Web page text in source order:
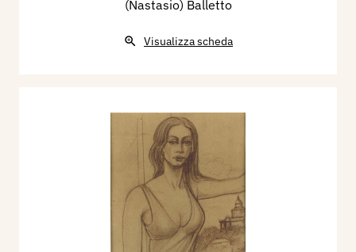
(Nastasio) Balletto
Visualizza scheda